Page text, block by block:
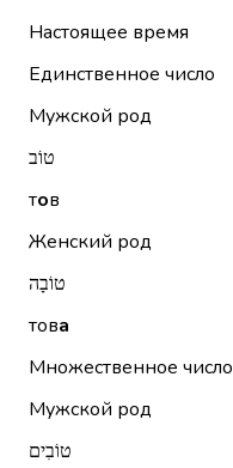
Настоящее время
Единственное число
Мужской род
טוֹב
тов
Женский род
טוֹבָה
това
Множественное число
Мужской род
טוֹבִים